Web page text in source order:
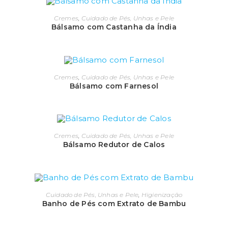
Cremes, Cuidado de Pés, Unhas e Pele
Bálsamo com Castanha da Índia
Cremes Cuidado de Pés, Unhas e Pele
Bálsamo com Farnesol
Cremes, Cuidado de Pés, Unhas e Pele
Bálsamo Redutor de Calos
Cuidado de Pés, Unhas e Pele Higienização
Banho de Pés com Extrato de Bambu